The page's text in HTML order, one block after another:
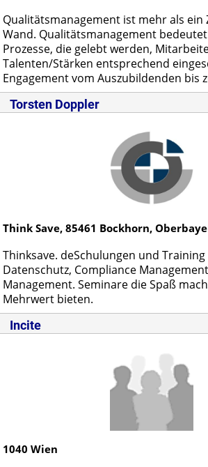
Qualitätsmanagement ist mehr als ein
Wand. Qualitätsmanagement
Prozesse, die gelebt werden,
Talenten/Stärken entsprechend
Engagement vom Auszubildenden bis
Torsten Doppler
Think Save,85461 Bockhorn,
Thinksave. deSchulungen und
Datenschutz, Compliance
Management. Seminare die Spaß
Mehrwert bieten.
Incite
1040 Wien